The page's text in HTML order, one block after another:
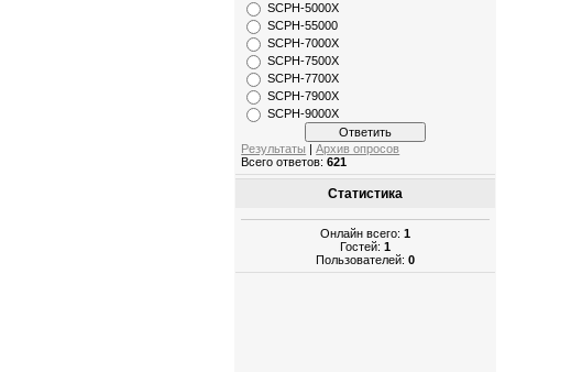
SCPH-5000X
SCPH-55000
SCPH-7000X
SCPH-7500X
SCPH-7700X
SCPH-7900X
SCPH-9000X
Результаты |Архив опросов
Всего ответов:621
Статистика
Онлайн всего:1
Гостей:1
Пользователей:0